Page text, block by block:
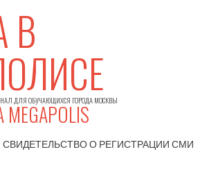
В
ДЛЯ ОБУЧАЮЩИХСЯ ГОРОДА МОСКВЫ
MEGAPOLIS
СВИДЕТЕЛЬСТВО О РЕГИСТРАЦИИСМИ